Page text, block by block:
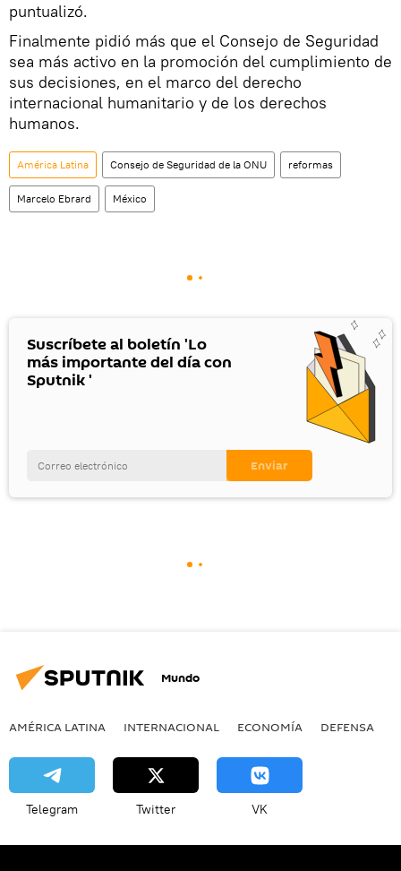
puntualizó.
Finalmente pidió más que el Consejo de Seguridad
sea más activo en la promoción del cumplimiento de
sus decisiones, en el marco del derecho
internacional humanitario y de los derechos
humanos.
América Latina Consejo de Seguridad de la ONU reformas
Marcelo Ebrard México
Suscríbete al boletín 'Lo
más importante del día con
Sputnik '
Mundo
AMÉRICA LATINA INTERNACIONAL ECONOMÍA DEFENSA
Telegram Twitter VK